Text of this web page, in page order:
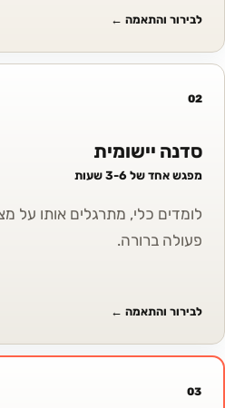
לבירור והתאמה ←
02
סדנה יישומית
מפגש אחד של 3-6 שעות
לומדים כלי, מתרגלים אותו על
פעולה ברורה.
לבירור והתאמה ←
03